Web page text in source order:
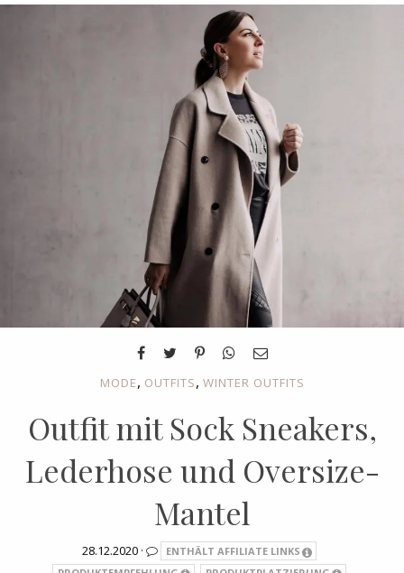
MODE, OUTFITS, WINTER OUTFITS
Outfit mit Sock Sneakers,
Lederhose und Oversize-
Mantel
28.12.2020 ·
ENTHÄLT AFFILIATE LINKS